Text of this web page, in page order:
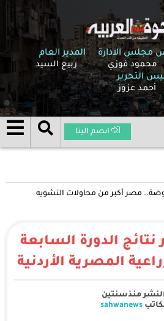
مجلس الادارة
محمود فوزي
المدير العام
ربيع السيد
التحرير
أحمد عزوز
انضم الينا
في الشرق الأوسط .. الحرب بين
نتائج الدورة السابعة
المصرية الأردنية
منذسنتين
sahwanews